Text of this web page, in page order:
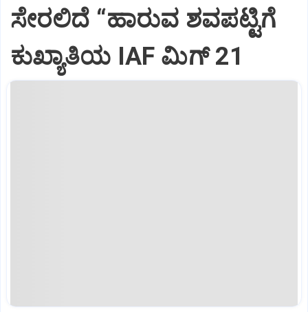
ಸೇರಲಿದೆ “ಹಾರುವ ಶವಪಟ್ಟಿಗೆ
ಕುಖ್ಯಾತಿಯ IAF ಮಿಗ್‌ 21